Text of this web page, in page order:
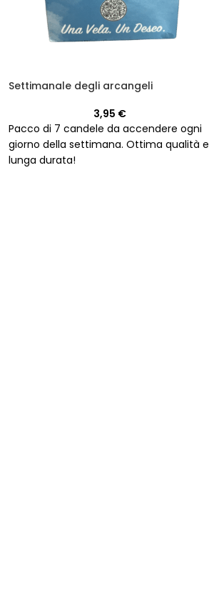
Settimanale degli arcangeli
3,95 €
Pacco di 7 candele da accendere ogni
giorno della settimana. Ottima qualità e
lunga durata!